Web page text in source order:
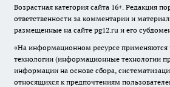
Возрастная категория сайта 16+. Редакция
ответственности за комментарии и
размещенные на сайте pg12.ru и его
«На информационном ресурсе применяются
технологии (информационные технологии
информации на основе сбора,
относящихся к предпочтениям